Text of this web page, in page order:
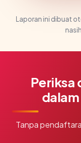
Laporan ini dibuat
Periksa
Tanpa